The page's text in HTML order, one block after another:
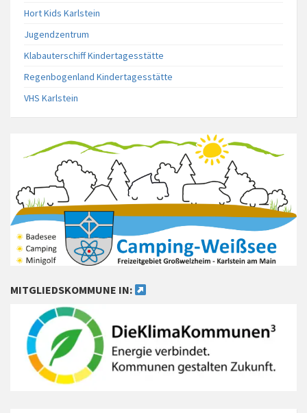
Hort Kids Karlstein
Jugendzentrum
Klabauterschiff Kindertagesstätte
Regenbogenland Kindertagesstätte
VHS Karlstein
MITGLIEDSKOMMUNE IN: